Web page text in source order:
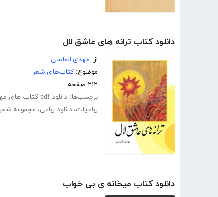
دانلود کتاب ترانه های عاشق لال
از: مهدی الماسی
موضوع: کتاب‌های شعر
۲۱۲ صفحه
برچسب‌ها: دانلود pdf کتاب های مهدی الماسی
رباعیات، دانلود رباعی، مجموعه شعر
دانلود کتاب میخانه ی بی خواب